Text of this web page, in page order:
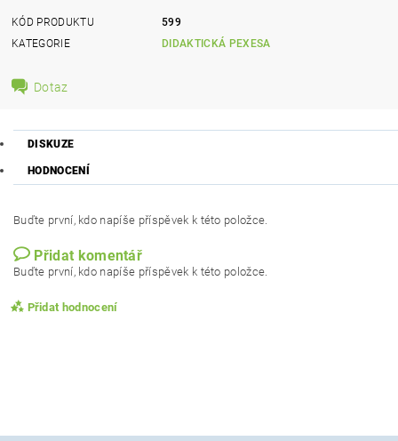
KÓD PRODUKTU
599
KATEGORIE
DIDAKTICKÁ PEXESA
Dotaz
DISKUZE
HODNOCENÍ
Buďte první, kdo napíše příspěvek k této položce.
Přidat komentář
Buďte první, kdo napíše příspěvek k této položce.
Přidat hodnocení